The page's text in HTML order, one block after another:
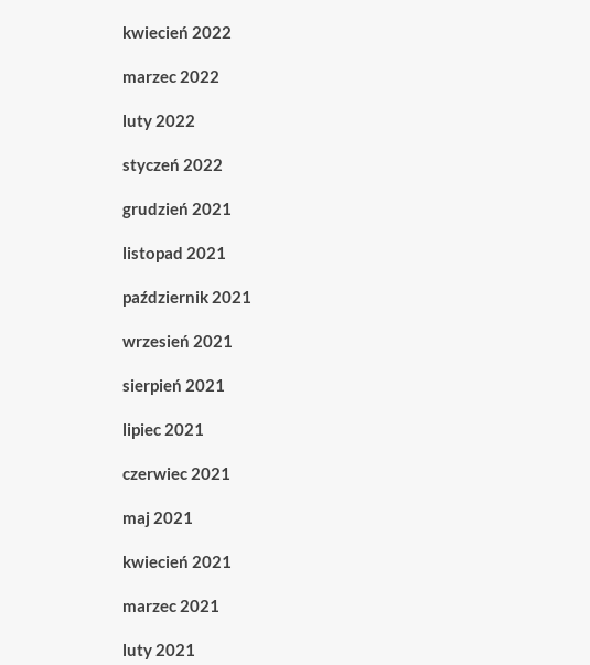
kwiecień 2022
marzec 2022
luty 2022
styczeń 2022
grudzień 2021
listopad 2021
październik 2021
wrzesień 2021
sierpień 2021
lipiec 2021
czerwiec 2021
maj 2021
kwiecień 2021
marzec 2021
luty 2021